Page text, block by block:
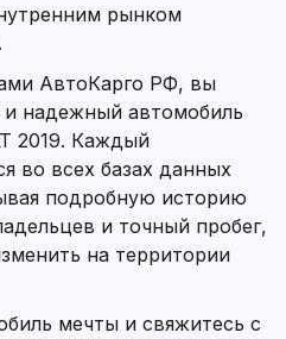
рынком
АвтоКарго РФ, вы
надежный автомобиль
2019. Каждый
во всех базах данных
подробную историю
и точный пробег,
на территории
мечты и свяжитесь с